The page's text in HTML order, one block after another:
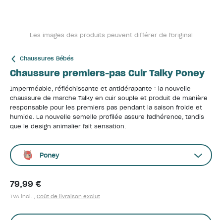
Les images des produits peuvent différer de l'original
Chaussures Bébés
Chaussure premiers-pas Cuir Talky Poney
Imperméable, réfléchissante et antidérapante : la nouvelle
chaussure de marche Talky en cuir souple et produit de manière
responsable pour les premiers pas pendant la saison froide et
humide. La nouvelle semelle profilée assure l'adhérence, tandis
que le design animalier fait sensation.
Poney
79,99 €
TVA incl. , Coût de livraison exclut